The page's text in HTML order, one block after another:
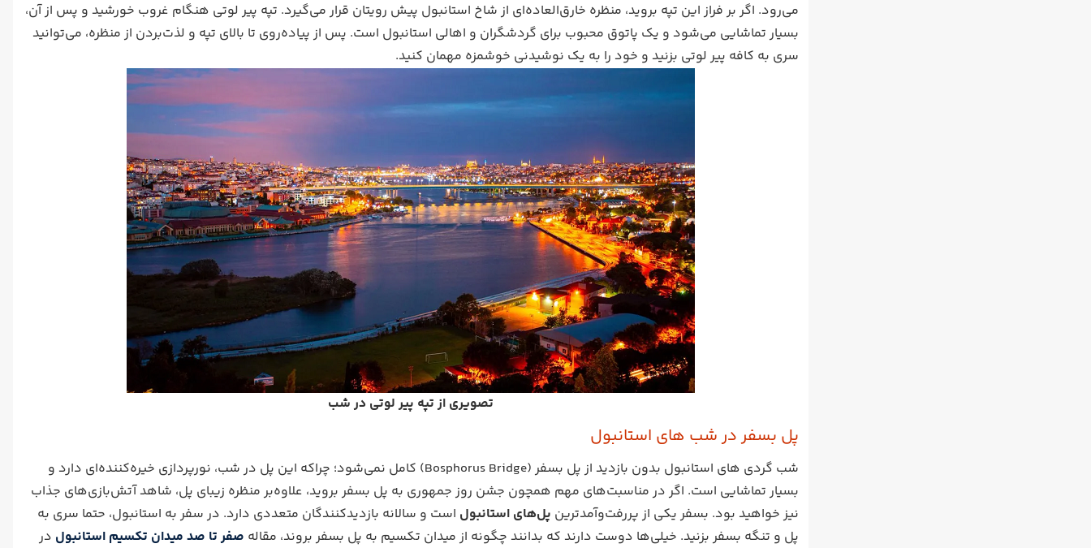
می‌رود. اگر بر فراز این تپه بروید، منظره خارق‌العاده‌ای از شاخ استانبول پیش رویتان قرار می‌گیرد. تپه پیر لوتی هنگام غروب خورشید و پس از آن،
بسیار تماشایی می‌شود و یک پاتوق محبوب برای گردشگران و اهالی استانبول است. پس از پیاده‌روی تا بالای تپه و لذت‌بردن از منظره، می‌توانید
سری به کافه پیر لوتی بزنید و خود را به یک نوشیدنی خوشمزه مهمان کنید.
تصویری از تپه پیر لوتی در شب
پل بسفر در شب های استانبول
شب گردی های استانبول بدون بازدید از پل بسفر (Bosphorus Bridge) کامل نمی‌شود؛ چراکه این پل در شب، نورپردازی خیره‌کننده‌ای دارد و
بسیار تماشایی است. اگر در مناسبت‌های مهم همچون جشن روز جمهوری به پل بسفر بروید، علاوه‌بر منظره زیبای پل، شاهد آتش‌بازی‌های جذاب
نیز خواهید بود. بسفر یکی از پررفت‌وآمدترین پل‌های استانبول است و سالانه بازدیدکنندگان متعددی دارد. در سفر به استانبول، حتما سری به
پل و تنگه بسفر بزنید. خیلی‌ها دوست دارند که بدانند چگونه از میدان تکسیم به پل بسفر بروند، مقاله صفر تا صد میدان تکسیم استانبول در